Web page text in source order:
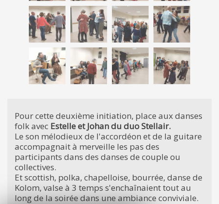
Pour cette deuxième initiation, place aux danses
folk avec Estelle et Johan du duo Stellair.
Le son mélodieux de l'accordéon et de la guitare
accompagnait à merveille les pas des
participants dans des danses de couple ou
collectives.
Et scottish, polka, chapelloise, bourrée, danse de
Kolom, valse à 3 temps s'enchaînaient tout au
long de la soirée dans une ambiance conviviale.